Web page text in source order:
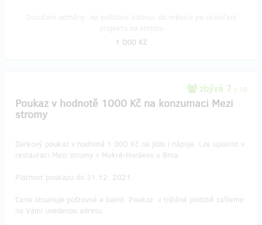
1 000 Kč
zbývá 7 z 10
Poukaz v hodnotě 1000 Kč na konzumaci Mezi
stromy
Dárkový poukaz v hodnotě 1 000 Kč na jídlo i nápoje. Lze uplatnit v
restauraci Mezi stromy v Mokré-Horákov u Brna.
Platnost poukazu do 31.12. 2021.
Cena obsahuje poštovné a balné. Poukaz v tištěné podobě zašleme
na Vámi uvedenou adresu.